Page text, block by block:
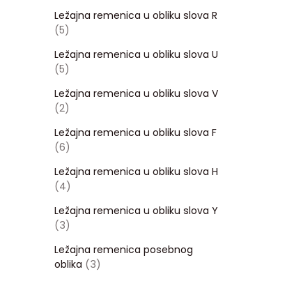
Ležajna remenica u obliku slova R
(5)
Ležajna remenica u obliku slova U
(5)
Ležajna remenica u obliku slova V
(2)
Ležajna remenica u obliku slova F
(6)
Ležajna remenica u obliku slova H
(4)
Ležajna remenica u obliku slova Y
(3)
Ležajna remenica posebnog
oblika (3)